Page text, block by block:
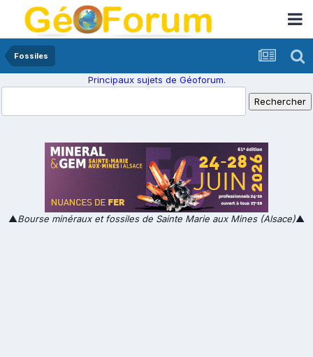
Fossiles
Principaux sujets de Géoforum.
▲Bourse minéraux et fossiles de Sainte Marie aux Mines (Alsace)▲